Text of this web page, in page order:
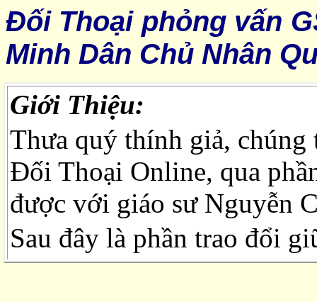
Đối Thoại phỏng vấn
Minh Dân Chủ Nhân
Giới Thiệu:
Thưa quý thính giả,
Đối Thoại Online, qua
được với giáo sư Nguyễn
Sau đây là phần trao đổi